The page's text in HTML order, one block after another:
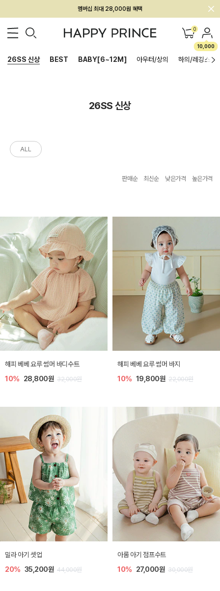
회원전용 아울렛, 가입하면 ~60% 할인!
멤버십 최대 28,000원 혜택 0
10,000
26SS 신상 BEST BABY[6~12M] 아우터/상의 하의/레깅스
26SS 신상
ALL
판매순 최신순 낮은가격 높은가격
해피 베베 요루 썸머 바디수트
10% 28,800원 32,000원
해피 베베 요루 썸머 바지
10% 19,800원 22,000원
밀라 아기 셋업
20% 35,200원 44,000원
아롬 아기 점프수트
10% 27,000원 30,000원